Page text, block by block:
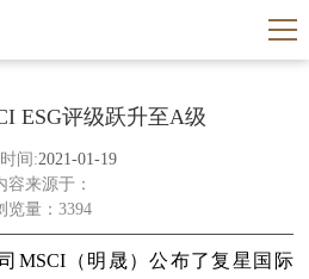
ESG评级跃升至A级
间:2021-01-19
容来源于：
览量：3394
MSCI（明晟）公布了复星国际